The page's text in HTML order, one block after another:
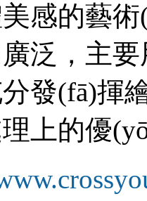
感的藝術
，主要
分發(fā)揮
處理上的優